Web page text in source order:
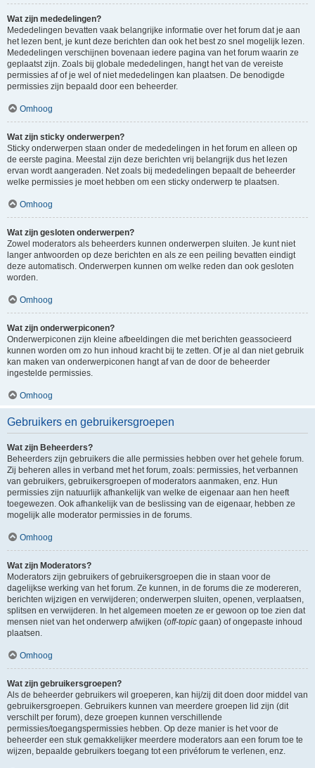
Wat zijn mededelingen?
Mededelingen bevatten vaak belangrijke informatie over het forum dat je aan
het lezen bent, je kunt deze berichten dan ook het best zo snel mogelijk lezen.
Mededelingen verschijnen bovenaan iedere pagina van het forum waarin ze
geplaatst zijn. Zoals bij globale mededelingen, hangt het van de vereiste
permissies af of je wel of niet mededelingen kan plaatsen. De benodigde
permissies zijn bepaald door een beheerder.
Omhoog
Wat zijn sticky onderwerpen?
Sticky onderwerpen staan onder de mededelingen in het forum en alleen op
de eerste pagina. Meestal zijn deze berichten vrij belangrijk dus het lezen
ervan wordt aangeraden. Net zoals bij mededelingen bepaalt de beheerder
welke permissies je moet hebben om een sticky onderwerp te plaatsen.
Omhoog
Wat zijn gesloten onderwerpen?
Zowel moderators als beheerders kunnen onderwerpen sluiten. Je kunt niet
langer antwoorden op deze berichten en als ze een peiling bevatten eindigt
deze automatisch. Onderwerpen kunnen om welke reden dan ook gesloten
worden.
Omhoog
Wat zijn onderwerpiconen?
Onderwerpiconen zijn kleine afbeeldingen die met berichten geassocieerd
kunnen worden om zo hun inhoud kracht bij te zetten. Of je al dan niet gebruik
kan maken van onderwerpiconen hangt af van de door de beheerder
ingestelde permissies.
Omhoog
Gebruikers en gebruikersgroepen
Wat zijn Beheerders?
Beheerders zijn gebruikers die alle permissies hebben over het gehele forum.
Zij beheren alles in verband met het forum, zoals: permissies, het verbannen
van gebruikers, gebruikersgroepen of moderators aanmaken, enz. Hun
permissies zijn natuurlijk afhankelijk van welke de eigenaar aan hen heeft
toegewezen. Ook afhankelijk van de beslissing van de eigenaar, hebben ze
mogelijk alle moderator permissies in de forums.
Omhoog
Wat zijn Moderators?
Moderators zijn gebruikers of gebruikersgroepen die in staan voor de
dagelijkse werking van het forum. Ze kunnen, in de forums die ze modereren,
berichten wijzigen en verwijderen; onderwerpen sluiten, openen, verplaatsen,
splitsen en verwijderen. In het algemeen moeten ze er gewoon op toe zien dat
mensen niet van het onderwerp afwijken (off-topic gaan) of ongepaste inhoud
plaatsen.
Omhoog
Wat zijn gebruikersgroepen?
Als de beheerder gebruikers wil groeperen, kan hij/zij dit doen door middel van
gebruikersgroepen. Gebruikers kunnen van meerdere groepen lid zijn (dit
verschilt per forum), deze groepen kunnen verschillende
permissies/toegangspermissies hebben. Op deze manier is het voor de
beheerder een stuk gemakkelijker meerdere moderators aan een forum toe te
wijzen, bepaalde gebruikers toegang tot een privéforum te verlenen, enz.